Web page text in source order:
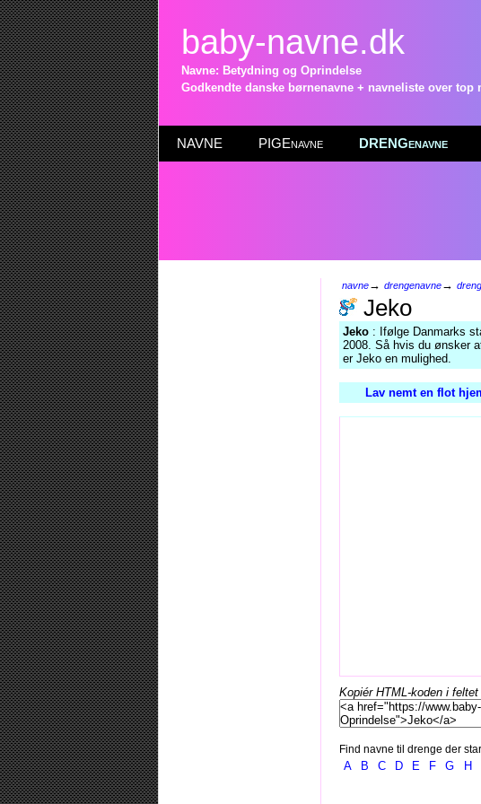
baby-navne.dk
Navne: Betydning og Oprindelse
Godkendte danske børnenavne + navneliste over
NAVNE PIGEnavne DRENGenavne
navne→ drengenavne→
Jeko
Jeko : Ifølge Danmarks
2008. Så hvis du ønsker
er Jeko en mulighed.
Lav nemt en flot
Kopiér HTML-koden i
Find navne til drenge der
A B C D E F G H